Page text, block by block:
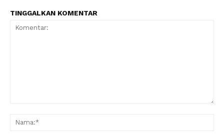
TINGGALKAN KOMENTAR